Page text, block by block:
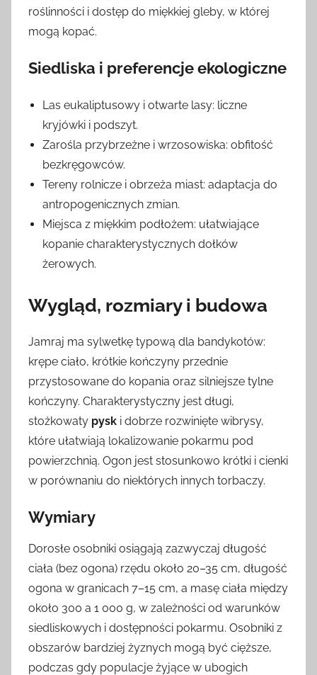
roślinności i dostęp do miękkiej gleby, w której
mogą kopać.
Siedliska i preferencje ekologiczne
Las eukaliptusowy i otwarte lasy: liczne
kryjówki i podszyt.
Zarośla przybrzeżne i wrzosowiska: obfitość
bezkręgowców.
Tereny rolnicze i obrzeża miast: adaptacja do
antropogenicznych zmian.
Miejsca z miękkim podłożem: ułatwiające
kopanie charakterystycznych dołków
żerowych.
Wygląd, rozmiary i budowa
Jamraj ma sylwetkę typową dla bandykotów:
krępe ciało, krótkie kończyny przednie
przystosowane do kopania oraz silniejsze tylne
kończyny. Charakterystyczny jest długi,
stożkowaty pysk i dobrze rozwinięte wibrysy,
które ułatwiają lokalizowanie pokarmu pod
powierzchnią. Ogon jest stosunkowo krótki i cienki
w porównaniu do niektórych innych torbaczy.
Wymiary
Dorosłe osobniki osiągają zazwyczaj długość
ciała (bez ogona) rzędu około 20–35 cm, długość
ogona w granicach 7–15 cm, a masę ciała między
około 300 a 1 000 g, w zależności od warunków
siedliskowych i dostępności pokarmu. Osobniki z
obszarów bardziej żyznych mogą być cięższe,
podczas gdy populacje żyjące w ubogich